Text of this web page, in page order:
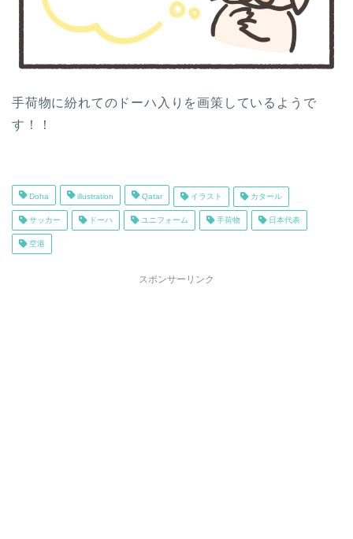
手荷物に紛れてのドーハ入りを画策しているようで
す！！
Doha illustration Qatar イラスト カタール
サッカー ドーハ ユニフォーム 手荷物 日本代表
空港
スポンサーリンク